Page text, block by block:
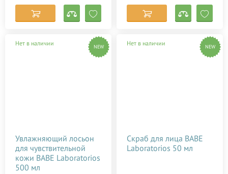
Нет в наличии NEW
Увлажняющий лосьон
для чувствительной
кожи BABE Laboratorios
500 мл
Нет в наличии NEW
Скраб для лица BABE
Laboratorios 50 мл